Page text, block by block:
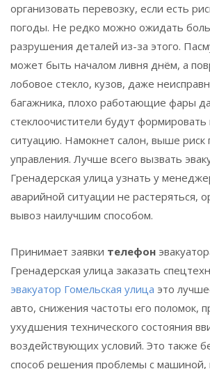
организовать перевозку, если есть
погоды. Не редко можно ожидать
разрушения деталей из-за этого.
может быть началом ливня днём, а
лобовое стекло, кузов, даже
багажника, плохо работающие фары
стеклоочистители будут
ситуацию. Намокнет салон, выше риск
управления. Лучше всего вызвать
Гренадерская улица узнать у
аварийной ситуации не растеряться,
вывоз наилучшим способом.
Принимает заявки телефон
Гренадерская улица заказать
эвакуатор Гомельская улица это
авто, снижения частоты его поломок,
ухудшения технического состояния
воздействующих условий. Это также
способ решения проблемы с машиной,